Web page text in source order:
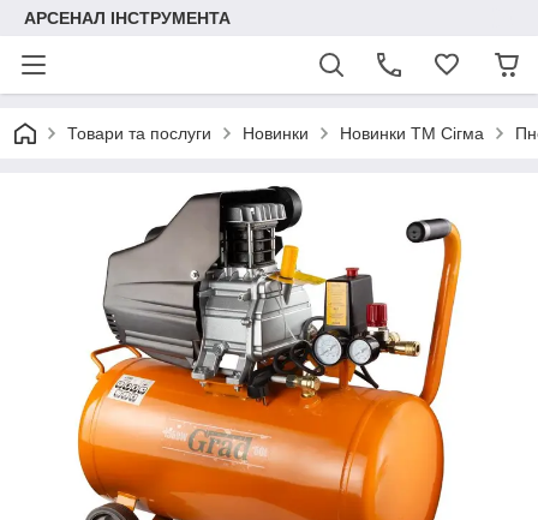
АРСЕНАЛ ІНСТРУМЕНТА
Товари та послуги Новинки Новинки ТМ Сігма